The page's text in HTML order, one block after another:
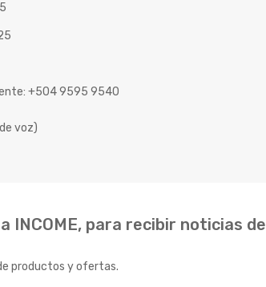
+504 9595 9540
voz)
INCOME, para recibir noticias de
productos y ofertas.